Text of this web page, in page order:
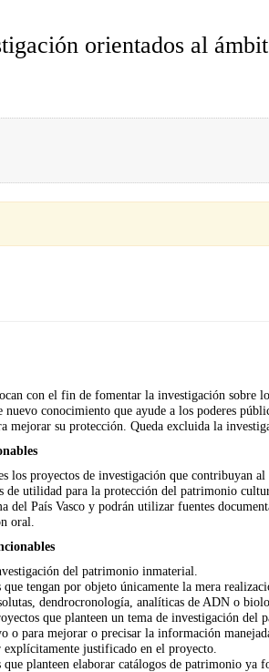
orientados al
con el fin de fomentar la investigación sobre
nuevo conocimiento que ayude a los poderes
mejorar su protección. Queda excluida la
los proyectos de investigación que contribuyan
de utilidad para la protección del patrimonio
del País Vasco y podrán utilizar fuentes
oral.
del patrimonio inmaterial.
tengan por objeto únicamente la mera
dendrocronología, analíticas de ADN o
que planteen un tema de investigación
o para mejorar o precisar la información
explícitamente justificado en el proyecto.
que planteen elaborar catálogos de patrimonio